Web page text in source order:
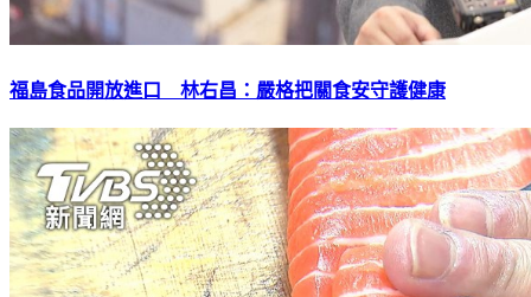
福島食品開放進口 林右昌：嚴格把關食安守護健康